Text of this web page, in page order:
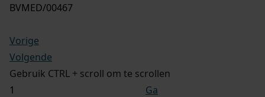
BVMED/00467
Vorige
Volgende
Gebruik CTRL + scroll om te scrollen
Ga